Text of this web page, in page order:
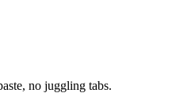
no juggling tabs.